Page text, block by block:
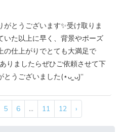
とうございます✨受け取りま
いた以上に早く、背景やポーズ
の仕上がりでとても大満足で
りましたらぜひご依頼させて下
うございました(⋆ᴗ͈ˬᴗ͈)”
5 6 ... 11 12 ›